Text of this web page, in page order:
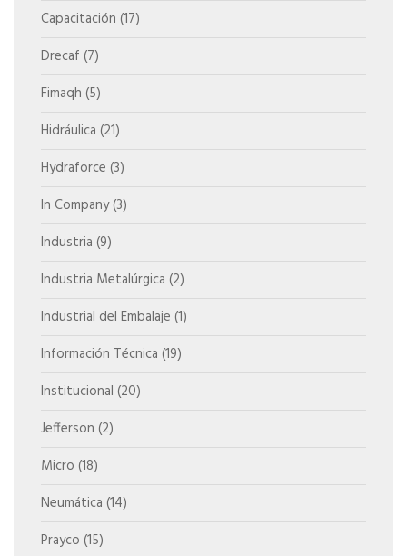
Capacitación (17)
Drecaf (7)
Fimaqh (5)
Hidráulica (21)
Hydraforce (3)
In Company(3)
Industria (9)
Industria Metalúrgica (2)
Industrial del Embalaje (1)
Información Técnica (19)
Institucional (20)
Jefferson (2)
Micro (18)
Neumática (14)
Prayco (15)